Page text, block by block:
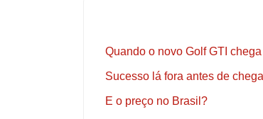
Quando o novo Golf GTI
Sucesso lá fora antes de
E o preço no Brasil?